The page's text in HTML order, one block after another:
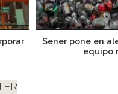
Sener pone en
equipo